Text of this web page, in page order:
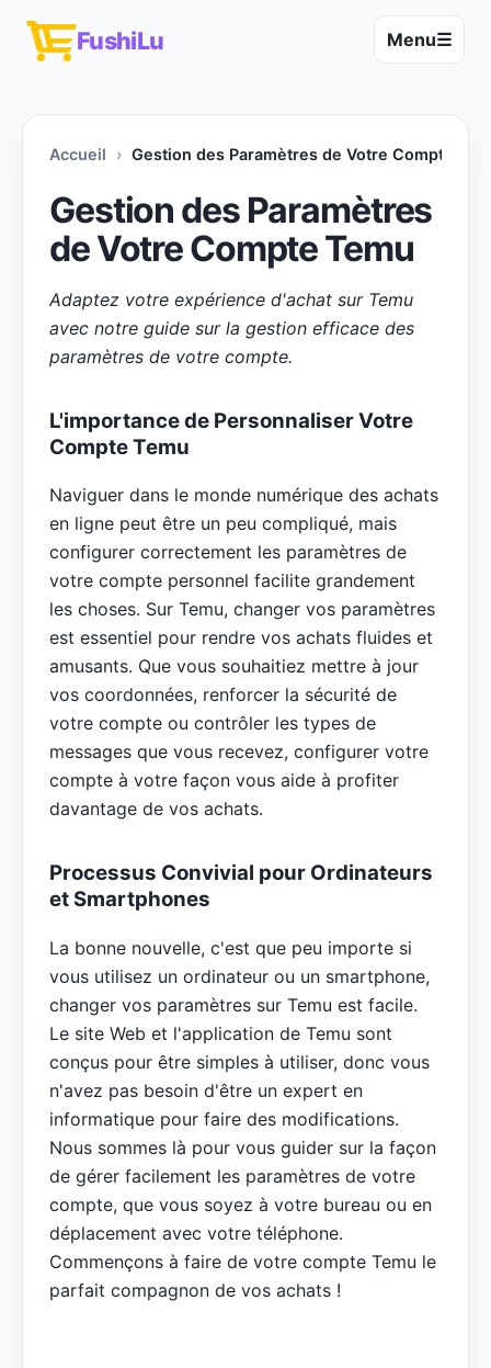
FushiLu Menu☰
Accueil
Gestion des Paramètres
de Votre Compte Temu
Adaptez votre expérience d'achat sur Temu
avec notre guide sur la gestion efficace des
paramètres de votre compte.
L'importance de Personnaliser Votre
Compte Temu
Naviguer dans le monde numérique des achats
en ligne peut être un peu compliqué, mais
configurer correctement les paramètres de
votre compte personnel facilite grandement
les choses. Sur Temu, changer vos paramètres
est essentiel pour rendre vos achats fluides et
amusants. Que vous souhaitiez mettre à jour
vos coordonnées, renforcer la sécurité de
votre compte ou contrôler les types de
messages que vous recevez, configurer votre
compte à votre façon vous aide à profiter
davantage de vos achats.
Processus Convivial pour Ordinateurs
et Smartphones
La bonne nouvelle, c'est que peu importe si
vous utilisez un ordinateur ou un smartphone,
changer vos paramètres sur Temu est facile.
Le site Web et l'application de Temu sont
conçus pour être simples à utiliser, donc vous
n'avez pas besoin d'être un expert en
informatique pour faire des modifications.
Nous sommes là pour vous guider sur la façon
de gérer facilement les paramètres de votre
compte, que vous soyez à votre bureau ou en
déplacement avec votre téléphone.
Commençons à faire de votre compte Temu le
parfait compagnon de vos achats !